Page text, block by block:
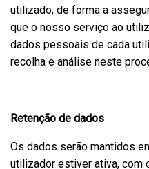
utilizado, de forma a
que o nosso serviço ao
dados pessoais de cada
recolha e análise neste
Retenção de dados
Os dados serão mantidos
utilizador estiver ativa, com